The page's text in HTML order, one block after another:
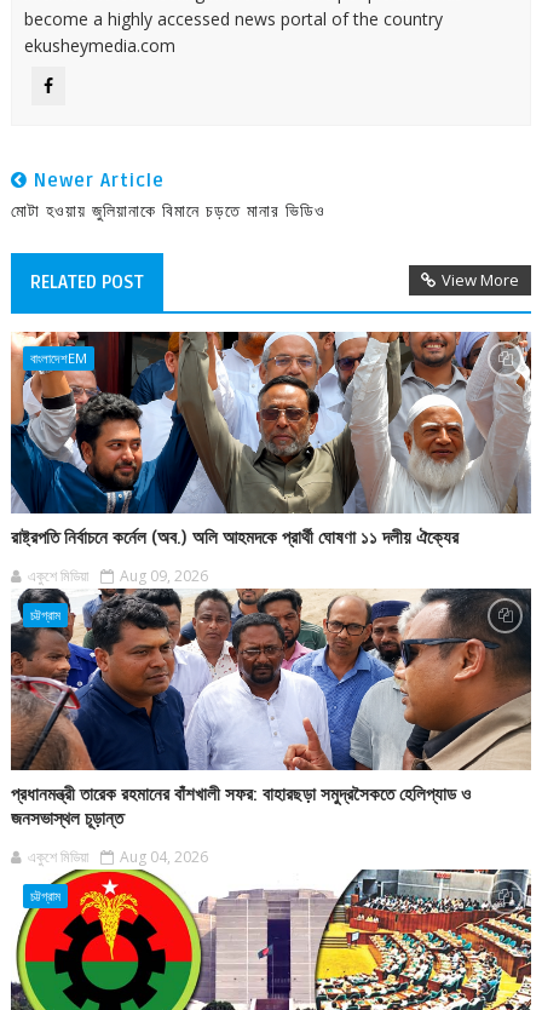
become a highly accessed news portal of the country
ekusheymedia.com
Newer Article
মোটা হওয়ায় জুলিয়ানাকে বিমানে চড়তে মানার ভিডিও
RELATED POST View More
বাংলাদেশEM
রাষ্ট্রপতি নির্বাচনে কর্নেল (অব.) অলি আহমদকে প্রার্থী ঘোষণা ১১ দলীয় ঐক্যের
একুশে মিডিয়া Aug 09, 2026
চট্টগ্রাম
প্রধানমন্ত্রী তারেক রহমানের বাঁশখালী সফর: বাহারছড়া সমুদ্রসৈকতে হেলিপ্যাড ও
জনসভাস্থল চূড়ান্ত
একুশে মিডিয়া Aug 04, 2026
চট্টগ্রাম